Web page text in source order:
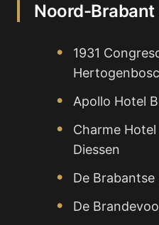
Noord-Brabant
1931
Apollo Hotel
Charme
Diessen
De Brabantse
De